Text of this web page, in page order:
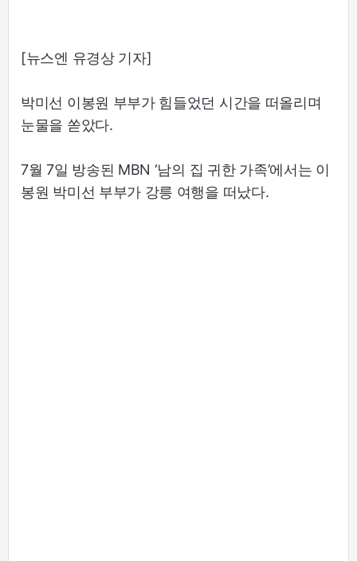
[뉴스엔 유경상 기자]
박미선 이봉원 부부가 힘들었던 시간을 떠올리며
눈물을 쏟았다.
7월 7일 방송된 MBN ‘남의 집 귀한 가족’에서는 이
봉원 박미선 부부가 강릉 여행을 떠났다.